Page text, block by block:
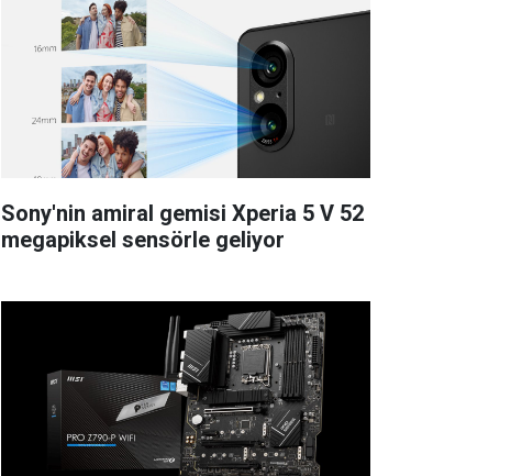
Sony'nin amiral gemisi Xperia 5 V 52
megapiksel sensörle geliyor